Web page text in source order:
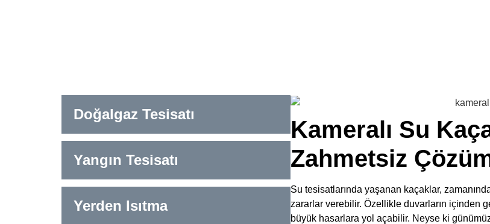
Doğalgaz Tesisatı
Yangın Tesisatı
Yerden Isıtma
Kameralı Su
Zahmetsiz
Su tesisatlarında yaşanan kaçaklar,
zararlar verebilir. Özellikle duvarların içinden
büyük hasarlara yol açabilir. Neyse ki